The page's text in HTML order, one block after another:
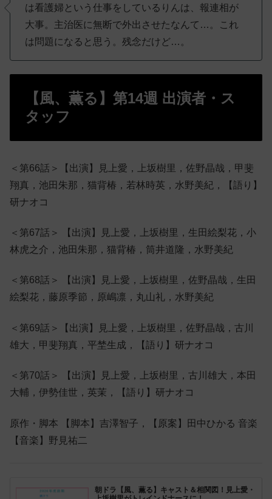
は看護婦という仕事をしているりんは、報連相が
大事。主治医に無断で外出させたなんて…。これ
は問題になると思う。残念だけど…。
【風、薫る】第14週 出演者・ス
タッフ
＜第66話＞【出演】見上愛，上坂樹里，佐野晶哉，甲斐
翔真，池田朱那，猫背椿，若林時英，水野美紀，【語り】
研ナオコ
＜第67話＞ 【出演】見上愛，上坂樹里，生田絵梨花，小
林虎之介，池田朱那，猫背椿，筒井道隆，水野美紀
＜第68話＞ 【出演】見上愛，上坂樹里，佐野晶哉，生田
絵梨花，藤原季節，原嶋凛，丸山礼，水野美紀
＜第69話＞【出演】見上愛，上坂樹里，佐野晶哉，古川
雄大，甲斐翔真，平埜生成，【語り】研ナオコ
＜第70話＞ 【出演】見上愛，上坂樹里，古川雄大，本田
大輔，伊勢佳世，英茉，【語り】研ナオコ
原作・脚本 【脚本】吉澤智子，【原案】田中ひかる 音楽
【音楽】野見祐二
朝ドラ【風、薫る】キャスト＆相関図！見上愛・